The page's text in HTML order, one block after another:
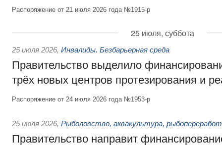
Распоряжение от 21 июля 2026 года №1915-р
25 июля, суббота
25 июля 2026, Инвалиды. Безбарьерная среда
Правительство выделило
трёх новых центров протезирования и
Распоряжение от 24 июля 2026 года №1953-р
25 июля 2026, Рыболовство, аквакультура,
Правительство направит